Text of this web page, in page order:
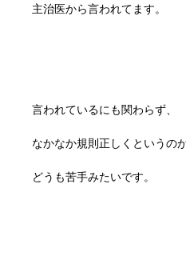
主治医から言われてます。
言われているにも関わらず、
なかなか規則正しくというの
どうも苦手みたいです。